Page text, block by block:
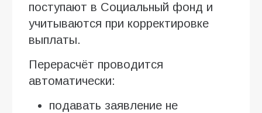
поступают в Социальный фонд и
учитываются при корректировке
выплаты.
Перерасчёт проводится
автоматически:
подавать заявление не